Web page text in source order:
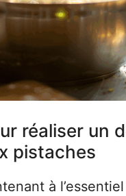
réaliser un
pistaches
à l’essentiel